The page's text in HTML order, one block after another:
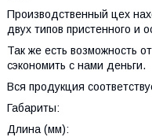
Производственный цех
двух типов пристенного и
Так же есть возможность
сэкономить с нами деньги.
Вся продукция
Габариты:
Длина (мм):